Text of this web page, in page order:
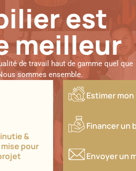
est
meilleur
de travail haut de gamme quel que
sommes ensemble.
&
pour
Estimer mon
Financer un
Envoyer un